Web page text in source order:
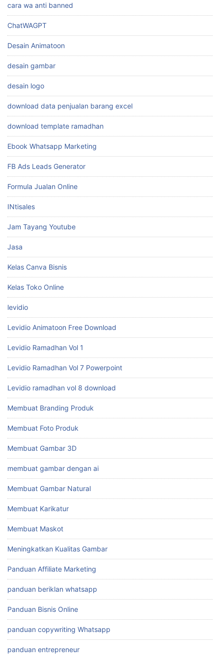
cara wa anti banned
ChatWAGPT
Desain Animatoon
desain gambar
desain logo
download data penjualan barang excel
download template ramadhan
Ebook Whatsapp Marketing
FB Ads Leads Generator
Formula Jualan Online
INtisales
Jam Tayang Youtube
Jasa
Kelas Canva Bisnis
Kelas Toko Online
levidio
Levidio Animatoon Free Download
Levidio Ramadhan Vol 1
Levidio Ramadhan Vol 7 Powerpoint
Levidio ramadhan vol 8 download
Membuat Branding Produk
Membuat Foto Produk
Membuat Gambar 3D
membuat gambar dengan ai
Membuat Gambar Natural
Membuat Karikatur
Membuat Maskot
Meningkatkan Kualitas Gambar
Panduan Affiliate Marketing
panduan beriklan whatsapp
Panduan Bisnis Online
panduan copywriting Whatsapp
panduan entrepreneur